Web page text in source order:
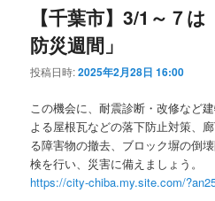
【千葉市】3/1～７
防災週間」
投稿日時:2025年2月28日 16:00
この機会に、耐震診断・改修など
よる屋根瓦などの落下防止対策、
る障害物の撤去、ブロック塀の倒
検を行い、災害に備えましょう。
https://city-chiba.my.site.com/